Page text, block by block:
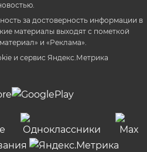
за достоверность информации в
материалы выходят с пометкой
и «Реклама».
и сервиc Яндекс.Метрика